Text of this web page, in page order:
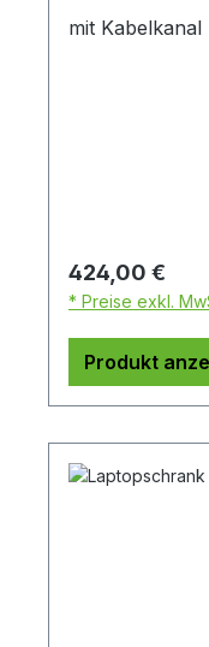
mit Kabelkanal
Regulärer
424,00 €
* Preise exkl.
Produkt